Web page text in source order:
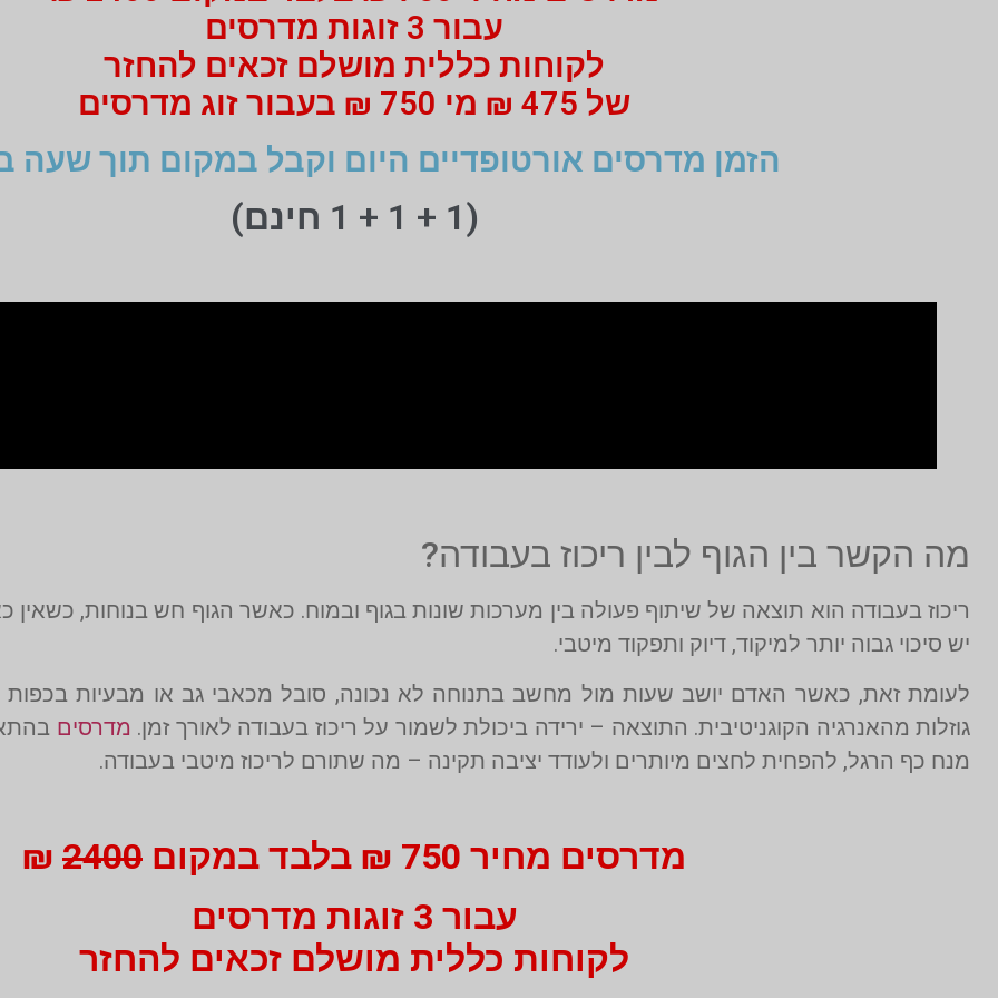
עבור 3 זוגות מדרסים
לקוחות כללית מושלם זכאים להחזר
של 475 ₪ מי 750 ₪ בעבור זוג מדרסים
הזמן מדרסים אורטופדיים היום וקבל במקום תוך שעה
(1 + 1 + 1 חינם)
מה הקשר בין הגוף לבין ריכוז בעבודה?
ריכוז בעבודה הוא תוצאה של שיתוף פעולה בין מערכות שונות בגוף ובמוח. כאשר הגוף חש בנוחות, כשאין
יש סיכוי גבוה יותר למיקוד, דיוק ותפקוד מיטבי.
לעומת זאת, כאשר האדם יושב שעות מול מחשב בתנוחה לא נכונה, סובל מכאבי גב או מבעיות בכפות
גוזלות מהאנרגיה הקוגניטיבית. התוצאה – ירידה ביכולת לשמור על ריכוז בעבודה לאורך זמן. מדרסים
מנח כף הרגל, להפחית לחצים מיותרים ולעודד יציבה תקינה – מה שתורם לריכוז מיטבי בעבודה.
מדרסים מחיר 750 ₪ בלבד במקום 2400
₪
עבור 3 זוגות מדרסים
לקוחות כללית מושלם זכאים להחזר